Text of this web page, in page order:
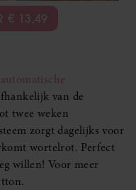
€ 13,49
automatische
van de
twee weken
zorgt dagelijks voor
wortelrot. Perfect
willen! Voor meer